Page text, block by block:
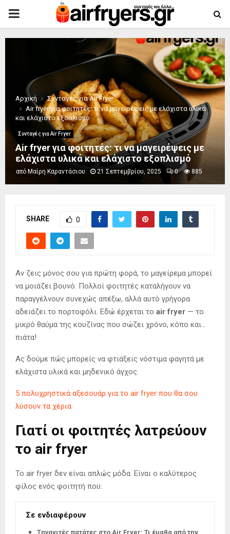
PRIMARY
MENU
Αρχική
Συνταγές για Air Fryer
Air fryer για φοιτητές: τι να μαγειρέψεις με ελάχιστα υλικά
και ελάχιστο εξοπλισμό
Συνταγές για Air Fryer
Air fryer για φοιτητές: τι να μαγειρέψεις με
ελάχιστα υλικά και ελάχιστο εξοπλισμό
από Μαίρη Καραντάσιου 21 Σεπτεμβρίου, 2025 0 885
SHARE 0
Αν ζεις μόνος σου για πρώτη φορά, το μαγείρεμα μπορεί
να μοιάζει βουνό. Πολλοί φοιτητές καταλήγουν να
παραγγέλνουν συνεχώς απέξω, αλλά αυτό γρήγορα
αδειάζει το πορτοφόλι. Εδώ έρχεται το air fryer — το
μικρό θαύμα της κουζίνας που σώζει χρόνο, κόπο και…
πιάτα!
Ας δούμε πώς μπορείς να φτιάξεις νόστιμα φαγητά με
ελάχιστα υλικά και μηδενικό άγχος.
5 πολυχρηστικά αξεσουάρ για το air fryer που θα σου
λύσουν τα χέρια
Γιατί οι φοιτητές λατρεύουν
το air fryer
Το air fryer δεν είναι απλώς μόδα. Είναι ο καλύτερος
φίλος ενός φοιτητή που:
Σε ενδιαφέρουν
Tηγανιτές πατάτες στο Air Fryer: Τι έμαθα από την